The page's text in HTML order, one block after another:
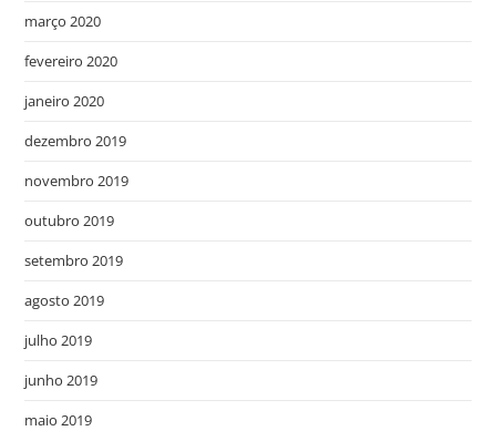
março 2020
fevereiro 2020
janeiro 2020
dezembro 2019
novembro 2019
outubro 2019
setembro 2019
agosto 2019
julho 2019
junho 2019
maio 2019